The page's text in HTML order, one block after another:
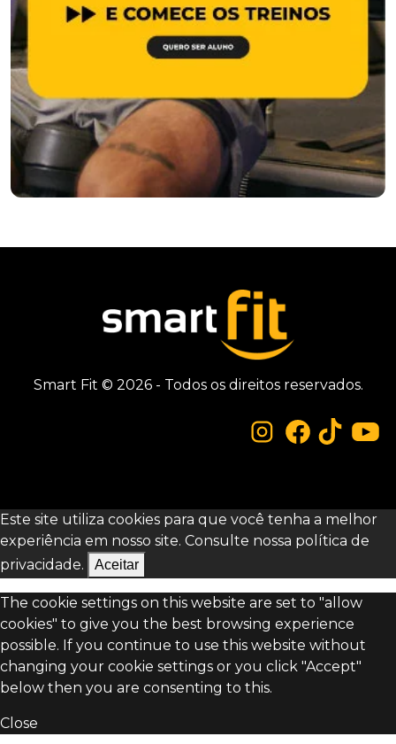
Smart Fit © 2026 - Todos os direitos reservados.
Este site utiliza cookies para que você tenha a melhor
experiência em nosso site. Consulte nossa política de
privacidade.
Aceitar
The cookie settings on this website are set to "allow
cookies" to give you the best browsing experience
possible. If you continue to use this website without
changing your cookie settings or you click "Accept"
below then you are consenting to this.
Close